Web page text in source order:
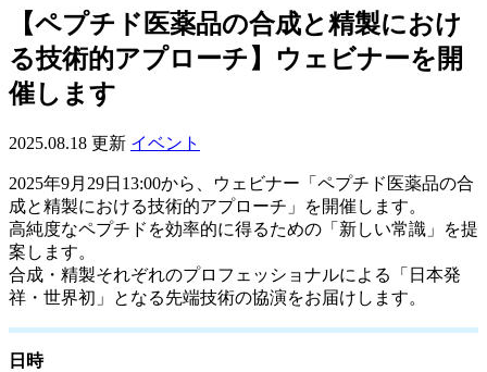
【ペプチド医薬品の合成と精製におけ
る技術的アプローチ】ウェビナーを開
催します
2025.08.18 更新 イベント
2025年9月29日13:00から、ウェビナー「ペプチド医薬品の合
成と精製における技術的アプローチ」を開催します。
高純度なペプチドを効率的に得るための「新しい常識」を提
案します。
合成・精製それぞれのプロフェッショナルによる「日本発
祥・世界初」となる先端技術の協演をお届けします。
日時